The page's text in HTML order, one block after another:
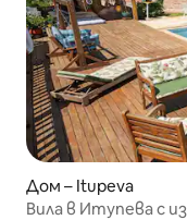
Дом – Itupeva
Вила в Итупева с